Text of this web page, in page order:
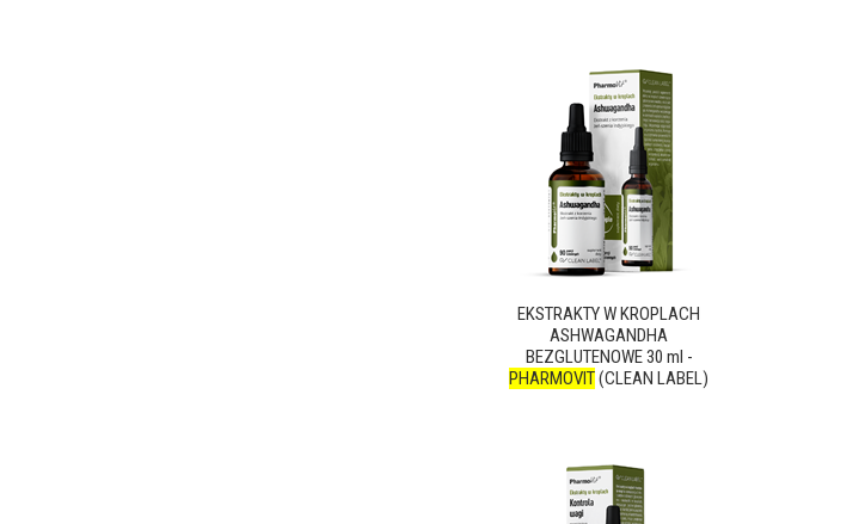
EKSTRAKTY W KROPLACH
ASHWAGANDHA
BEZGLUTENOWE 30 ml -
PHARMOVIT(CLEAN LABEL)